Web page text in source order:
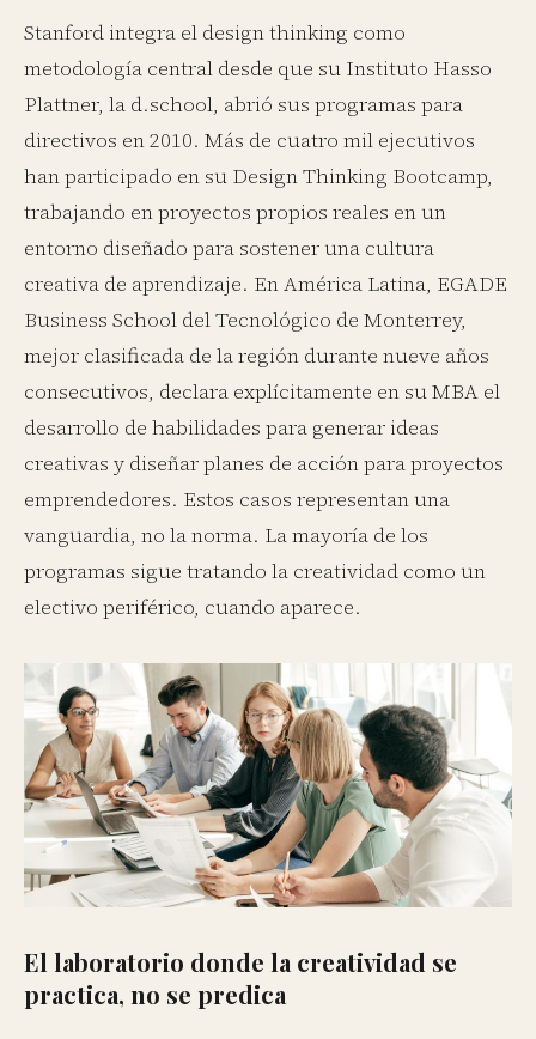
Stanford integra el design thinking como
metodología central desde que su Instituto Hasso
Plattner, la d.school, abrió sus programas para
directivos en 2010. Más de cuatro mil ejecutivos
han participado en su Design Thinking Bootcamp,
trabajando en proyectos propios reales en un
entorno diseñado para sostener una cultura
creativa de aprendizaje. En América Latina, EGADE
Business School del Tecnológico de Monterrey,
mejor clasificada de la región durante nueve años
consecutivos, declara explícitamente en su MBA el
desarrollo de habilidades para generar ideas
creativas y diseñar planes de acción para proyectos
emprendedores. Estos casos representan una
vanguardia, no la norma. La mayoría de los
programas sigue tratando la creatividad como un
electivo periférico, cuando aparece.
El laboratorio donde la creatividad se
practica, no se predica